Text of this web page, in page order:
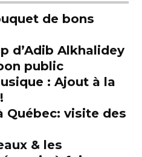
de bons
d’Adib Alkhalidey
public
: Ajout à la
Québec: visite des
& les